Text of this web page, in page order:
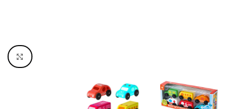
Click to enlarge